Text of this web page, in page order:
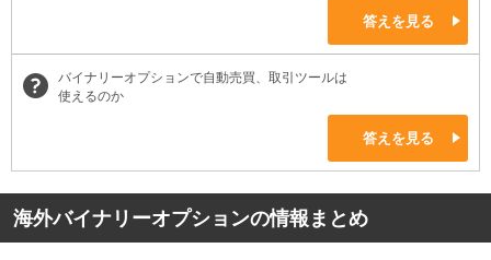
答えを見る
バイナリーオプションで自動売買、取引ツールは
使えるのか
答えを見る
海外バイナリーオプションの情報まとめ